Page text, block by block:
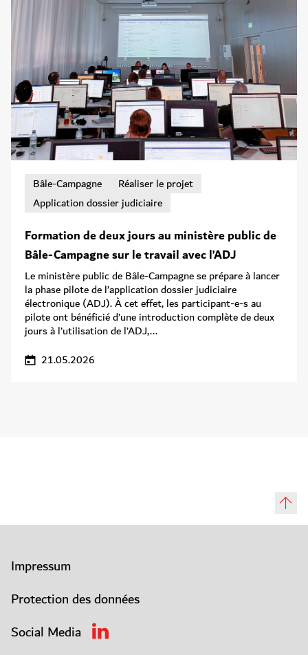
Bâle-Campagne
Réaliser le projet
Application dossier judiciaire
Formation de deux jours au ministère public de
Bâle-Campagne sur le travail avec l’ADJ
Le ministère public de Bâle-Campagne se prépare à lancer
la phase pilote de l’application dossier judiciaire
électronique (ADJ). À cet effet, les participant-e-s au
pilote ont bénéficié d’une introduction complète de deux
jours à l’utilisation de l’ADJ,...
21.05.2026
Impressum
Protection des données
Social Media